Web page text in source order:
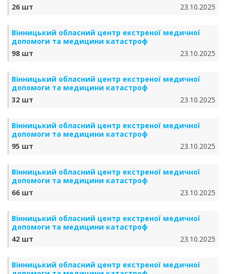
26 шт
23.10.2025
Вінницький обласний центр екстреної медичної
допомоги та медицини катастроф
98 шт
23.10.2025
Вінницький обласний центр екстреної медичної
допомоги та медицини катастроф
32 шт
23.10.2025
Вінницький обласний центр екстреної медичної
допомоги та медицини катастроф
95 шт
23.10.2025
Вінницький обласний центр екстреної медичної
допомоги та медицини катастроф
66 шт
23.10.2025
Вінницький обласний центр екстреної медичної
допомоги та медицини катастроф
42 шт
23.10.2025
Вінницький обласний центр екстреної медичної